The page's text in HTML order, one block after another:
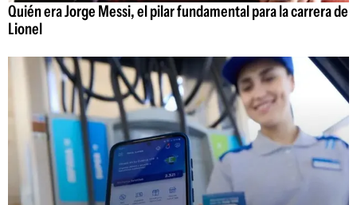
Quién era Jorge Messi, el pilar fundamental para la carrera de
Lionel